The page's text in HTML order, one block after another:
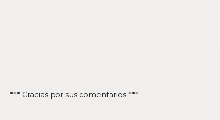
*** Gracias por sus comentarios ***